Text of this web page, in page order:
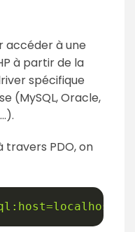
accéder à une
à partir de la
spécifique
(MySQL, Oracle,
travers PDO, on